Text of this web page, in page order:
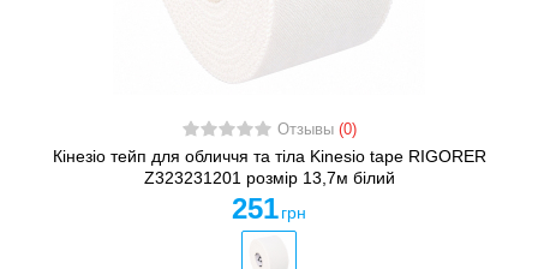
Отзывы (0)
Кінезіо тейп для обличчя та тіла Kinesio tape RIGORER
Z323231201 розмір 13,7м білий
251 грн